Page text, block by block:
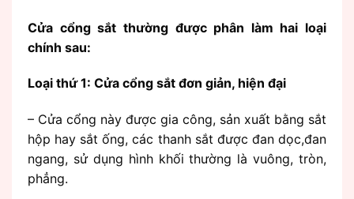
Cửa cổng sắt thường được phân làm hai loại
chính sau:
Loại thứ 1: Cửa cổng sắt đơn giản, hiện đại
– Cửa cổng này được gia công, sản xuất bằng sắt
hộp hay sắt ống, các thanh sắt được đan dọc,đan
ngang, sử dụng hình khối thường là vuông, tròn,
phẳng.